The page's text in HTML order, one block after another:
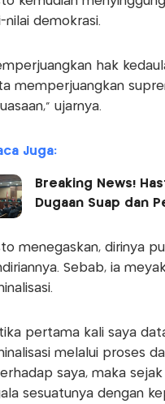
nilai demokrasi.
hak
memperjuangkan
ujarnya.
Juga:
Breaking News!
Dugaan Suap dan
menegaskan, dirinya
Sebab, ia
pertama kali saya
melalui proses
saya, maka
sesuatunya dengan